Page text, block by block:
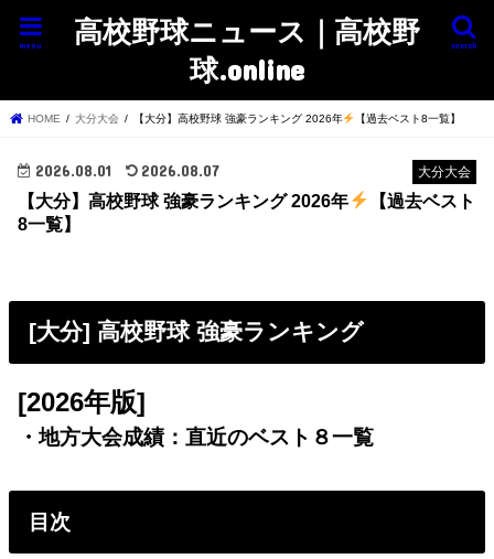
高校野球ニュース｜高校野
球.online
search
menu
HOME 大分大会 【大分】高校野球 強豪ランキング 2026年 【過去ベスト8一覧】
大分大会
2026.08.01 2026.08.07
【大分】高校野球 強豪ランキング 2026年
【過去ベスト
8一覧】
[大分] 高校野球 強豪ランキング
[2026年版]
・地方大会成績：直近のベスト８一覧
目次